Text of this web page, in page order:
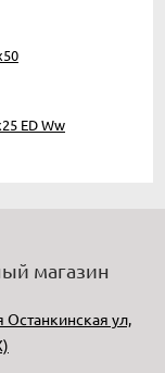
ED Ww
магазин
Останкинская ул,